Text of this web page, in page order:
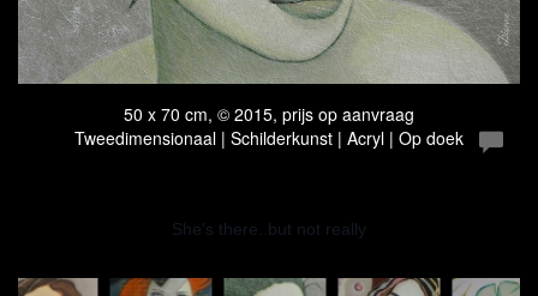
50 x 70 cm, © 2015, prijs op aanvraag
Tweedimensionaal | Schilderkunst | Acryl | Op doek
She's there..but not really